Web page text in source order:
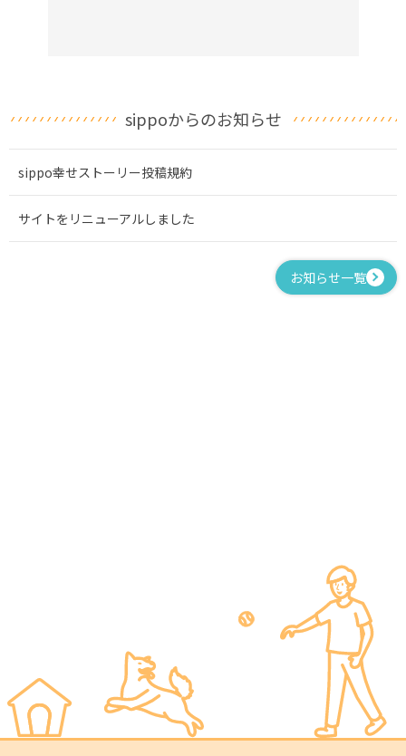
sippoからのお知らせ
sippo幸せストーリー投稿規約
サイトをリニューアルしました
お知らせ一覧